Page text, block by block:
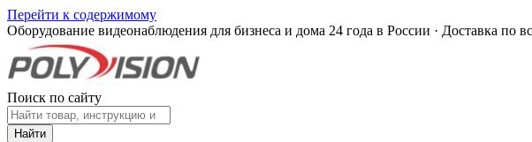
Перейти к содержимому
Оборудование видеонаблюдения для бизнеса и дома 24 года в России · Доставка по
Поиск по сайту
Найти